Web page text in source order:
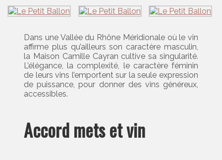
Dans une Vallée du Rhône Méridionale où le vin
affirme plus qu’ailleurs son caractère masculin,
la Maison Camille Cayran cultive sa singularité.
L’élégance, la complexité, le caractère féminin
de leurs vins l’emportent sur la seule expression
de puissance, pour donner des vins généreux,
accessibles.
Accord mets et vin